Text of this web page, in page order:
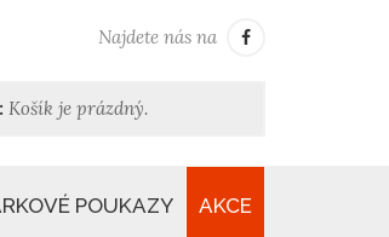
Najdete nás na
Košík je prázdný.
POUKAZY AKCE